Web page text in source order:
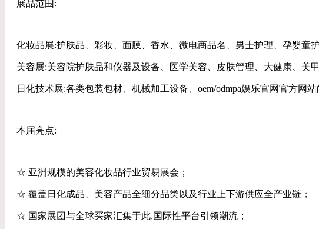
展品范围:
化妆品展:护肤品、彩妆、面膜、香水、微电商品名、男士护理、孕婴童
美容展:美容院护肤品和仪器及设备、医学美容、皮肤管理、大健康、美
日化技术展:各类包装包材、机械加工设备、oem/odmpa娱乐官网官方网
本届亮点:
☆ 亚洲规模的美容化妆品行业贸易展会；
☆ 覆盖日化成品、美容产品全细分品类以及行业上下游供应全产业链；
☆ 国家展团与全球买家汇集于此,国际性平台引领潮流；